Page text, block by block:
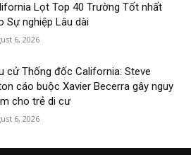
Lọt Top 40 Trường Tốt nhất
Sự nghiệp Lâu dài
6, 2026
cử Thống đốc California: Steve
cáo buộc Xavier Becerra gây nguy
cho trẻ di cư
6, 2026